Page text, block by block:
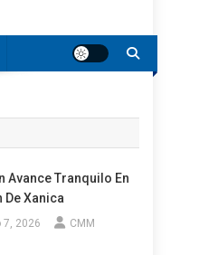
Avance Tranquilo En
De Xanica
7, 2026 CMM